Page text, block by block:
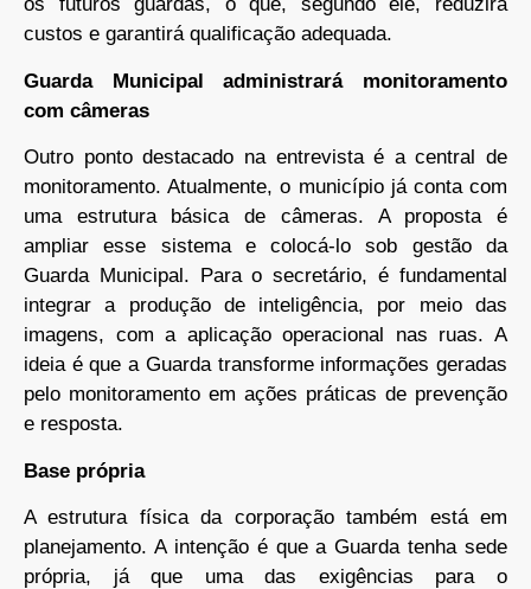
os futuros guardas, o que, segundo ele, reduzirá
custos e garantirá qualificação adequada.
Guarda Municipal administrará monitoramento
com câmeras
Outro ponto destacado na entrevista é a central de
monitoramento. Atualmente, o município já conta com
uma estrutura básica de câmeras. A proposta é
ampliar esse sistema e colocá-lo sob gestão da
Guarda Municipal. Para o secretário, é fundamental
integrar a produção de inteligência, por meio das
imagens, com a aplicação operacional nas ruas. A
ideia é que a Guarda transforme informações geradas
pelo monitoramento em ações práticas de prevenção
e resposta.
Base própria
A estrutura física da corporação também está em
planejamento. A intenção é que a Guarda tenha sede
própria, já que uma das exigências para o